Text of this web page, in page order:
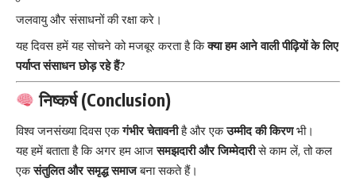
जलवायु और संसाधनों की रक्षा करे।
यह दिवस हमें यह सोचने को मजबूर करता है किक्या हम आने वाली पीढ़ियों के लिए
पर्याप्त संसाधन छोड़ रहे हैं?
निष्कर्ष (Conclusion)
विश्व जनसंख्या दिवसएकगंभीर चेतावनीहै और एकउम्मीद की किरणभी।
यह हमें बताता है कि अगर हम आजसमझदारी और जिम्मेदारीसे काम लें, तो कल
एकसंतुलित और समृद्ध समाजबना सकते हैं।